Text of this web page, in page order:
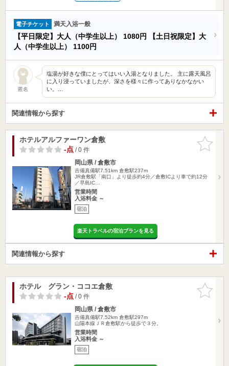
電子チケット 満天入浴一般
【平日限定】大人（中学生以上） 1080円
【土日祝限定】大
人（中学生以上） 1100円
匿名
塩湯が好きな僕にとってはいい入湯となりました。 主に露天風呂
に入り浸っていましたが、深さを様々に作ってありなかなかい
い。…
関連情報から探す
お気に入
りに追加
ホテルアルファーワン倉敷
-点/ 0 件
岡山県 / 倉敷市
吉備真備駅7.51km 倉敷駅237m
JR倉敷駅「南口」より徒歩約4分／倉敷ICより車で約12分
／早島IC…
営業時間
入浴料金 ～
宿泊
楽天トラベルの宿泊プランを見る
関連情報から探す
お気に入
りに追加
ホテル グラン・ココエ倉敷
-点/ 0 件
岡山県 / 倉敷市
吉備真備駅7.52km 倉敷駅297m
山陽本線ＪＲ倉敷駅から徒歩で３分。
営業時間
入浴料金 ～
宿泊